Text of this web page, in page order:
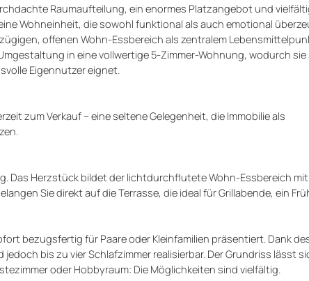
Raumaufteilung, ein enormes Platzangebot und
Wohneinheit, die sowohl funktional als auch emotional
offenen Wohn-Essbereich als zentralem
in eine vollwertige 5-Zimmer-Wohnung, wodurch sie
Eigennutzer eignet.
zum Verkauf – eine seltene Gelegenheit, die Immobilie als
Das Herzstück bildet der lichtdurchflutete Wohn-Essbereich
Sie direkt auf die Terrasse, die ideal für Grillabende, ein
bezugsfertig für Paare oder Kleinfamilien präsentiert. Dank
bis zu vier Schlafzimmer realisierbar. Der Grundriss lässt
oder Hobbyraum: Die Möglichkeiten sind vielfältig.